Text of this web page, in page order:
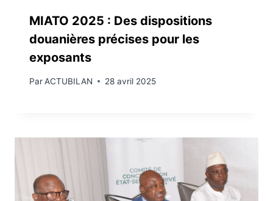
MIATO 2025 : Des dispositions
douanières précises pour les
exposants
ParACTUBILAN 28 avril 2025